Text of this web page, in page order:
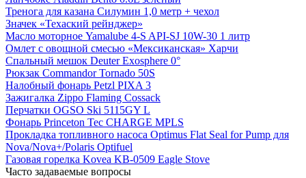
Тренога для казана Силумин 1,0 метр + чехол
Значек «Техаский рейнджер»
Масло моторное Yamalube 4-S API-SJ 10W-30 1 литр
Омлет с овощной смесью «Мексиканская» Харчи
Спальный мешок Deuter Exosphere 0°
Рюкзак Commandor Tornado 50S
Налобный фонарь Petzl PIXA 3
Зажигалка Zippo Flaming Cossack
Перчатки OGSO Ski 5115GY L
Фонарь Princeton Tec CHARGE MPLS
Прокладка топливного насоса Optimus Flat Seal for Pump для
Nova/Nova+/Polaris Optifuel
Газовая горелка Kovea KB-0509 Eagle Stove
Часто задаваемые вопросы